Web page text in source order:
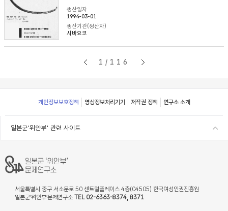
생산일자
1994-03-01
생산기관(생산자)
시바요코
1/116
Footer
개인정보보호정책 영상정보처리기기 저작권 정책 연구소 소개
일본군'위안부' 관련 사이트
서울특별시 중구 서소문로 50 센트럴플레이스 4층(04505) 한국여성인권진흥원
일본군‘위안부’문제연구소 TEL 02-6363-8374, 8371